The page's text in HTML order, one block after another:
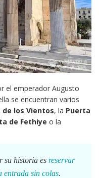
el emperador Augusto
se encuentran varios
de los Vientos, la Puerta
de Fethiye o la
su historia es reservar
entrada sin colas.